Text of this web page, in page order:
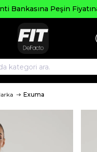
Bankasına Peşin
Exuma